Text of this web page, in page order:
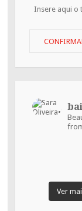
Insere
Ver